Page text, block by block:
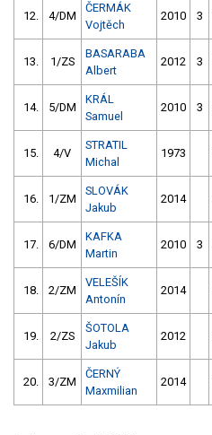
12. 4/DM
ČERMÁK
Vojtěch
2010 3
13. 1/ZS
BASARABA
Albert
2012 3
14. 5/DM
KRÁL
Samuel
2010 3
15. 4/V
STRATIL
Michal
1973
16. 1/ZM
SLOVÁK
Jakub
2014
17. 6/DM
KAFKA
Martin
2010 3
18. 2/ZM
VELEŠÍK
Antonín
2014
19. 2/ZS
ŠOTOLA
Jakub
2012
20. 3/ZM
ČERNÝ
Maxmilian
2014